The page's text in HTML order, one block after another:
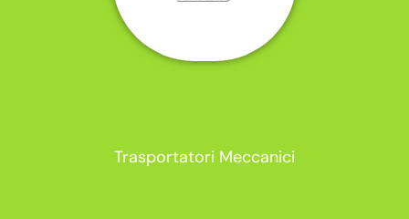
Trasportatori Meccanici